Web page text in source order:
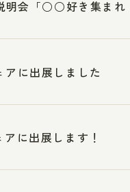
明会「○○好き集まれ
に出展しました
に出展します！